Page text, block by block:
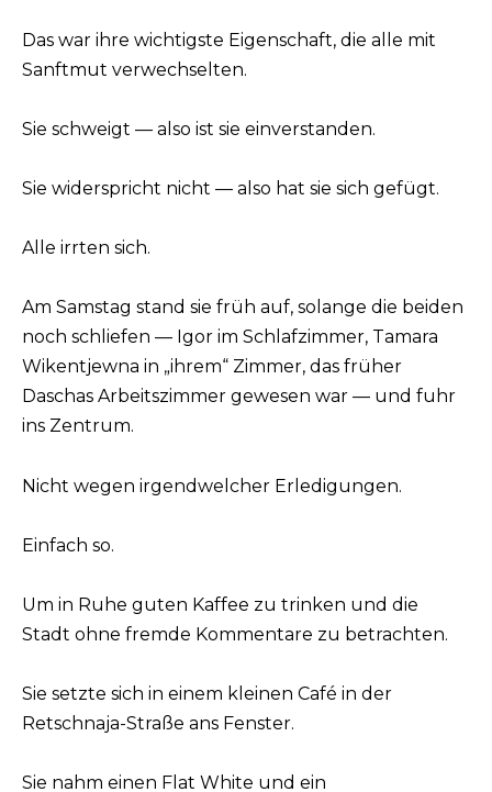
Das war ihre wichtigste Eigenschaft, die alle mit
Sanftmut verwechselten.
Sie schweigt — also ist sie einverstanden.
Sie widerspricht nicht — also hat sie sich gefügt.
Alle irrten sich.
Am Samstag stand sie früh auf, solange die beiden
noch schliefen — Igor im Schlafzimmer, Tamara
Wikentjewna in „ihrem“ Zimmer, das früher
Daschas Arbeitszimmer gewesen war — und fuhr
ins Zentrum.
Nicht wegen irgendwelcher Erledigungen.
Einfach so.
Um in Ruhe guten Kaffee zu trinken und die
Stadt ohne fremde Kommentare zu betrachten.
Sie setzte sich in einem kleinen Café in der
Retschnaja-Straße ans Fenster.
Sie nahm einen Flat White und ein